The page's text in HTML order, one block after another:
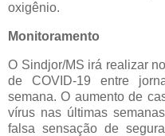
oxigênio.
Monitoramento
O Sindjor/MS irá realizar
de COVID-19 entre
semana. O aumento de
vírus nas últimas
falsa sensação de